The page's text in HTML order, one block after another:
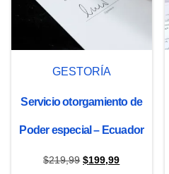
GESTORÍA
Servicio otorgamiento de
Poder especial – Ecuador
$219,99 El
$199,99El